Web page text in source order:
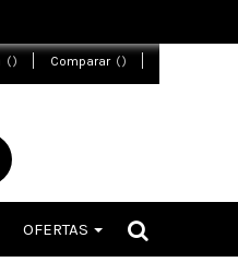
Comparar
OFERTAS